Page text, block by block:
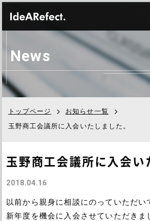
News
トップページ
お知らせ一覧
玉野商工会議所に入会いたしました。
玉野商工会議所に入会い
2018.04.16
以前から親身に相談にのっていただい
新年度を機会に入会させていただきま